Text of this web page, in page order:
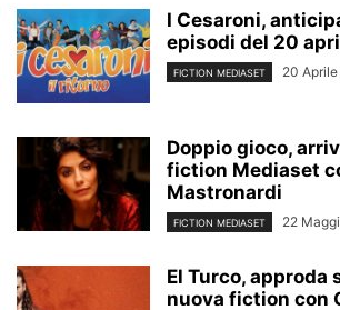
I Cesaroni,
episodi del 20
FICTION MEDIASET 20
Doppio gioco,
fiction Mediaset
Mastronardi
FICTION MEDIASET 22
El Turco, approda
nuova fiction con